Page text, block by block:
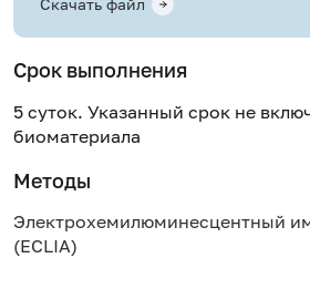
Скачать файл
Срок выполнения
5 суток. Указанный срок не
биоматериала
Методы
Электрохемилюминесцентный
(ECLIA)